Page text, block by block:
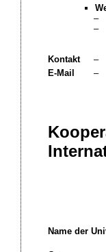
–
–
Kontakt
–
E-Mail
–
Name der